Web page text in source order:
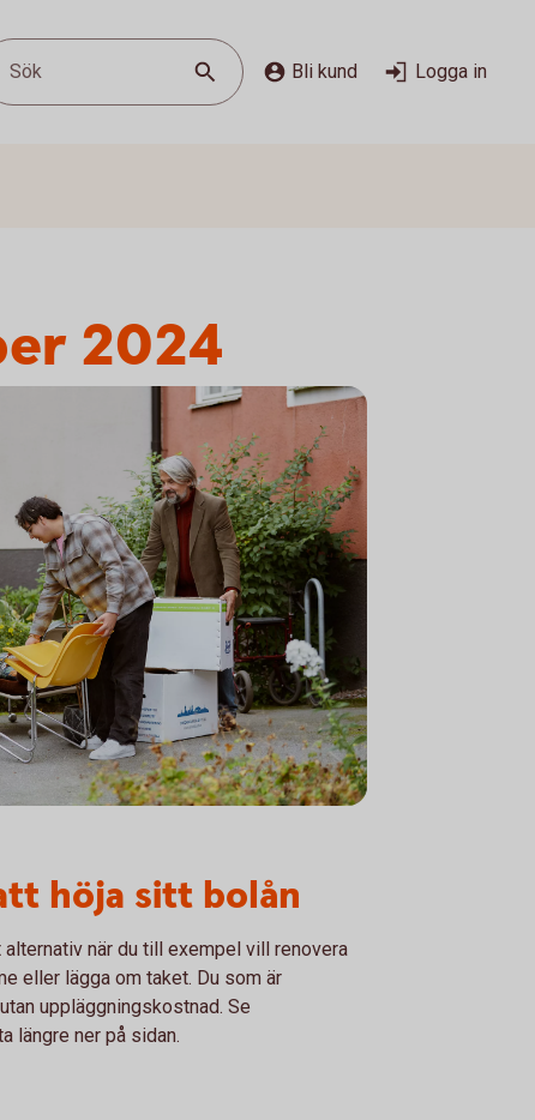
Sök Bli kund Logga in
2024
höja sitt bolån
när du till exempel vill renovera
eller lägga om taket. Du som är
uppläggningskostnad. Se
längre ner på sidan.